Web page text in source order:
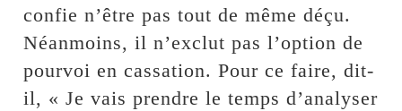
confie n’être pas tout de même déçu.
Néanmoins, il n’exclut pas l’option de
pourvoi en cassation. Pour ce faire, dit-
il, « Je vais prendre le temps d’analyser